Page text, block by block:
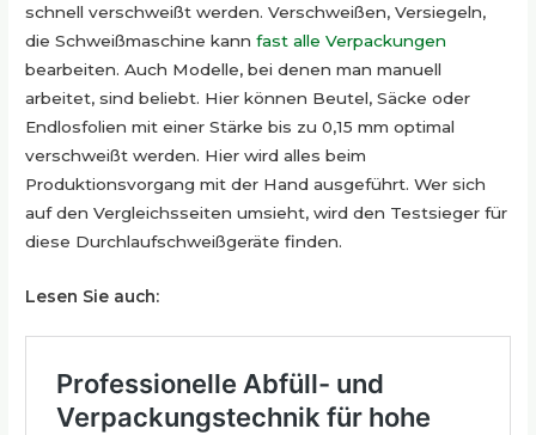
schnell verschweißt werden. Verschweißen, Versiegeln,
die Schweißmaschine kannfast alle Verpackungen
bearbeiten. Auch Modelle, bei denen man manuell
arbeitet, sind beliebt. Hier können Beutel, Säcke oder
Endlosfolien mit einer Stärke bis zu 0,15 mm optimal
verschweißt werden. Hier wird alles beim
Produktionsvorgang mit der Hand ausgeführt. Wer sich
auf den Vergleichsseiten umsieht, wird den Testsieger für
diese Durchlaufschweißgeräte finden.
Lesen Sie auch: